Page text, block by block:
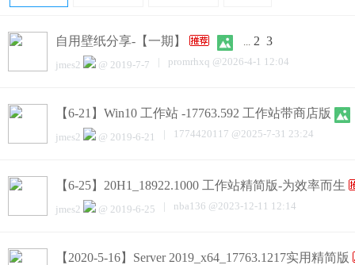
自用壁纸分享-【一期】 ... 2 3
jmes2 @ 2019-7-7 | promrhxq @2026-4-1 12:04
【6-21】Win10 工作站 -17763.592 工作站带商店版
jmes2 @ 2019-6-21 | 1774420117 @2025-7-31 23:24
【6-25】20H1_18922.1000 工作站精简版-为效率而生
jmes2 @ 2019-6-25 | nba136 @2023-12-11 12:14
【2020-5-16】Server 2019_x64_17763.1217实用精简版